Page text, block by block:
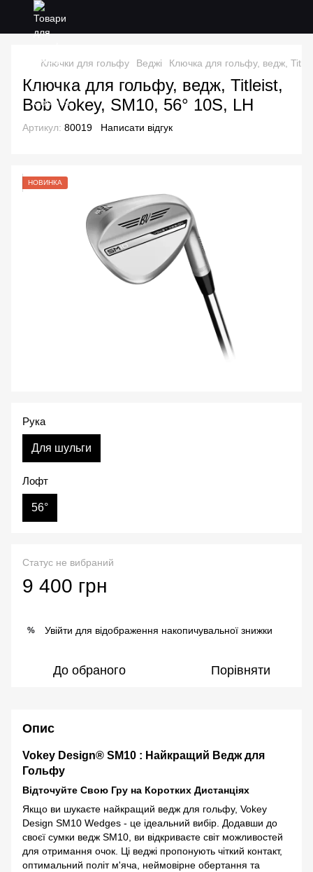
Ключки для гольфу Веджі Ключка для гольфу, ведж,
Ключка для гольфу, ведж, Titleist,
Bob Vokey, SM10, 56° 10S, LH
Артикул: 80019 Написати відгук
НОВИНКА
Рука
Для шульги
Лофт
56°
Статус не вибраний
9 400 грн
% Увійти для відображення накопичувальної знижки
До обраного Порівняти
Опис
Vokey Design® SM10 : Найкращий Ведж для
Гольфу
Відточуйте Свою Гру на Коротких Дистанціях
Якщо ви шукаєте найкращий ведж для гольфу, Vokey
Design SM10 Wedges - це ідеальний вибір. Додавши до
своєї сумки ведж SM10, ви відкриваєте світ можливостей
для отримання очок. Ці веджі пропонують чіткий контакт,
оптимальний політ м'яча, неймовірне обертання та